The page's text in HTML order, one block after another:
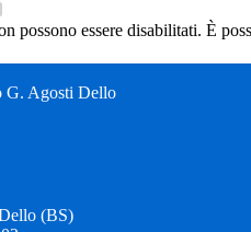
possono essere disabilitati. È
G. Agosti Dello
(BS)